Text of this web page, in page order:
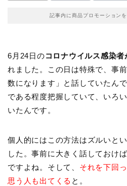
記事内に商品プロモーション
6月24日のコロナウイルス感染者
れました。この日は特殊で、事
数になります」と話していたん
である程度把握していて、いろ
いたんです。
個人的にはこの方法はズルいと
した。事前に大きく話しておけ
ですよね。そして、 それを下回
思う人も出てくる と。